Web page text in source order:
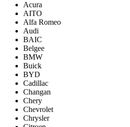
Acura
AITO
Alfa Romeo
Audi
BAIC
Belgee
BMW
Buick
BYD
Cadillac
Changan
Chery
Chevrolet
Chrysler